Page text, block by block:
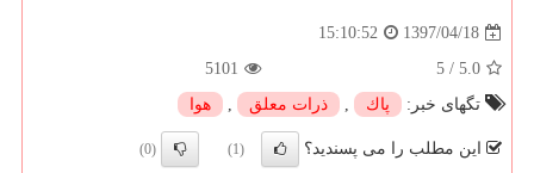
1397/04/18
15:10:52
5.0
/
5
5101
تگهای خبر:
پاك , ذرات معلق , هوا
این مطلب را می پسندید؟ (1)
(0)